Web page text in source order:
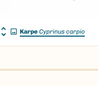
Karpe Cyprinus carpio